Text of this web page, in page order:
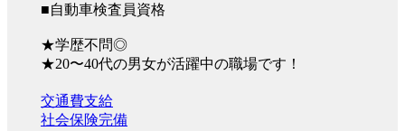
■自動車検査員資格
★学歴不問◎
★20〜40代の男女が活躍中の職場です！
交通費支給
社会保険完備